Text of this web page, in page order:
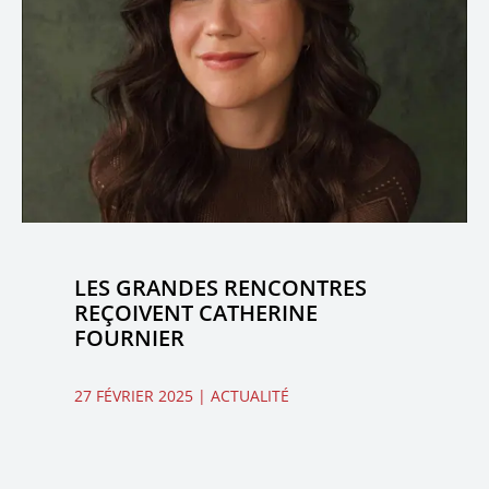
LES GRANDES RENCONTRES
REÇOIVENT CATHERINE
FOURNIER
27 FÉVRIER 2025 | ACTUALITÉ